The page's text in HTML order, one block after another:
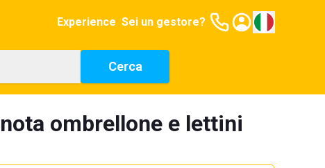
Experience Sei un gestore?
Cerca
ombrellone e lettini